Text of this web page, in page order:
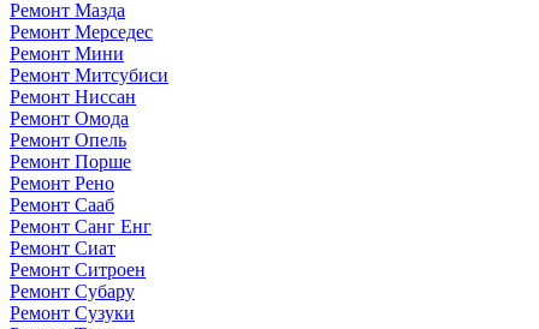
Ремонт Мазда
Ремонт Мерседес
Ремонт Мини
Ремонт Митсубиси
Ремонт Ниссан
Ремонт Омода
Ремонт Опель
Ремонт Порше
Ремонт Рено
Ремонт Сааб
Ремонт Санг Енг
Ремонт Сиат
Ремонт Ситроен
Ремонт Субару
Ремонт Сузуки